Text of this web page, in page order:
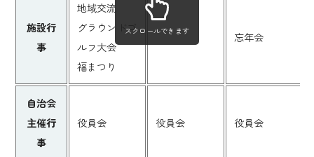
施設行
事
地域交流
グラウンドゴ
ルフ大会
福まつり
忘年会
自治会
主催行
事
役員会 役員会 役員会
スクロールできます